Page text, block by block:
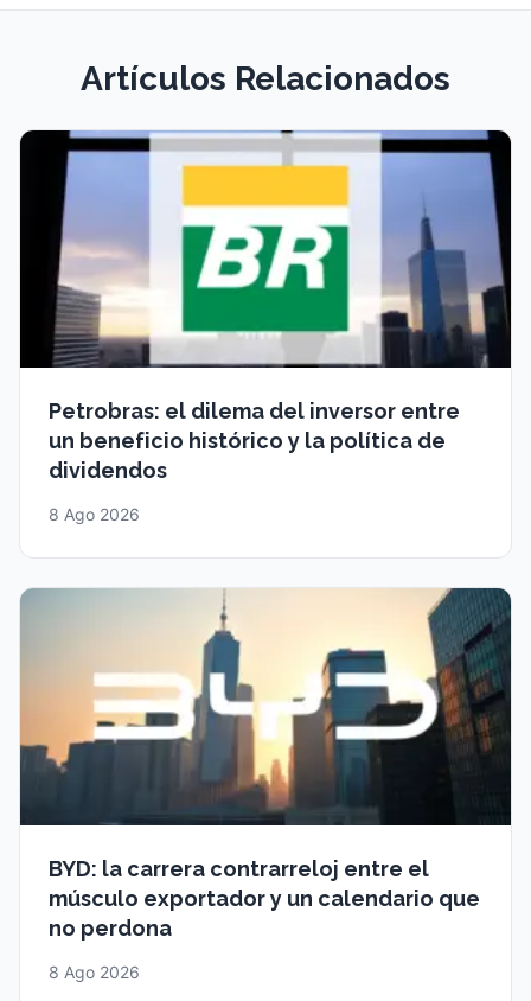
Artículos Relacionados
Petrobras: el dilema del inversor entre
un beneficio histórico y la política de
dividendos
8 Ago 2026
BYD: la carrera contrarreloj entre el
músculo exportador y un calendario que
no perdona
8 Ago 2026